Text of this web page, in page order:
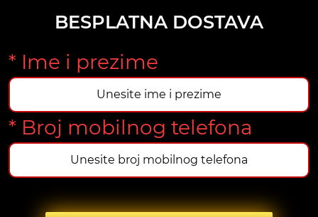
BESPLATNA DOSTAVA
* Ime i prezime
* Broj mobilnog telefona